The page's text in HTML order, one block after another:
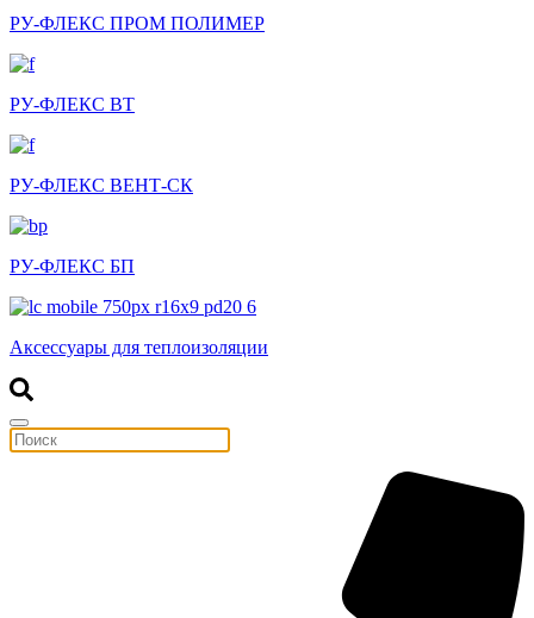
РУ-ФЛЕКС ПРОМ ПОЛИМЕР
РУ-ФЛЕКС ВТ
РУ-ФЛЕКС ВЕНТ-СК
РУ-ФЛЕКС БП
Аксессуары для теплоизоляции